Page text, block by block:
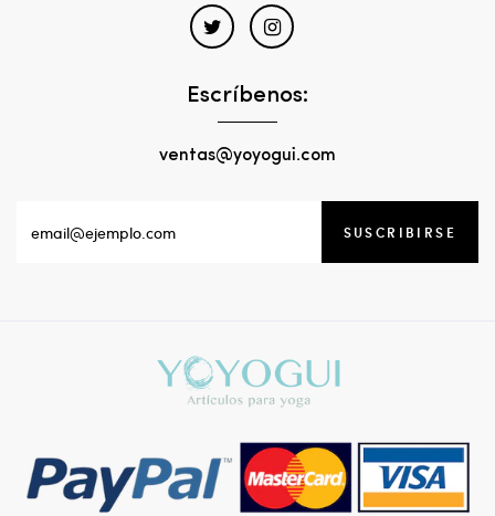
Escríbenos:
ventas@yoyogui.com
SUSCRIBIRSE